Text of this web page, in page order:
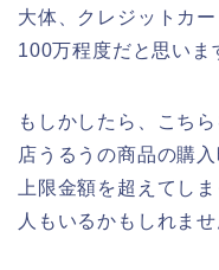
大体、クレジットカ
100万程度だと思いま
もしかしたら、こち
店うるうの商品の購
上限金額を超えてし
人もいるかもしれませ